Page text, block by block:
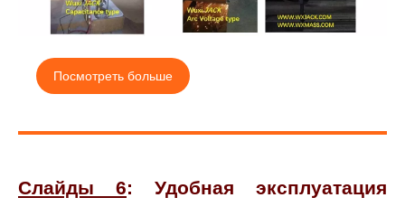
Посмотреть больше
Слайды 6: Удобная эксплуатация